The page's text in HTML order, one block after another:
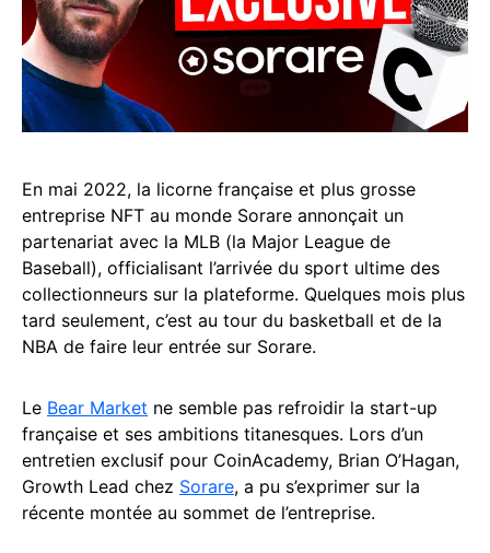
En mai 2022, la licorne française et plus grosse
entreprise NFT au monde Sorare annonçait un
partenariat avec la MLB (la Major League de
Baseball), officialisant l’arrivée du sport ultime des
collectionneurs sur la plateforme. Quelques mois plus
tard seulement, c’est au tour du basketball et de la
NBA de faire leur entrée sur Sorare.
Le Bear Market ne semble pas refroidir la start-up
française et ses ambitions titanesques. Lors d’un
entretien exclusif pour CoinAcademy, Brian O’Hagan,
Growth Lead chez Sorare, a pu s’exprimer sur la
récente montée au sommet de l’entreprise.